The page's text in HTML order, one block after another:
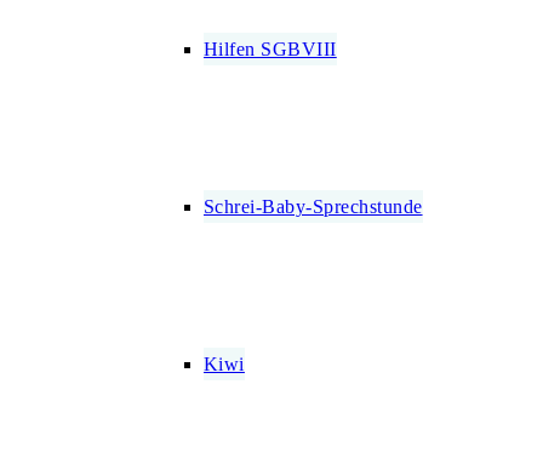
Hilfen SGBVIII
Schrei-Baby-Sprechstunde
Kiwi